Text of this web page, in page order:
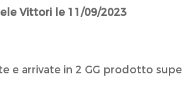
Vittori le 11/09/2023
e arrivate in 2 GG prodotto